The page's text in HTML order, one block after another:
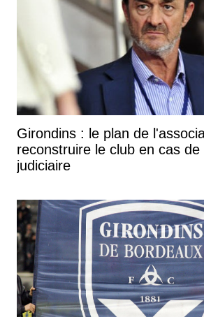
Girondins : le plan de
reconstruire le club en cas de
judiciaire